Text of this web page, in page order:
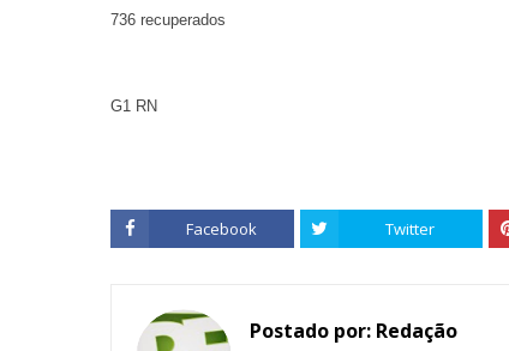
736 recuperados
G1 RN
Facebook Twitter
Postado por: Redação